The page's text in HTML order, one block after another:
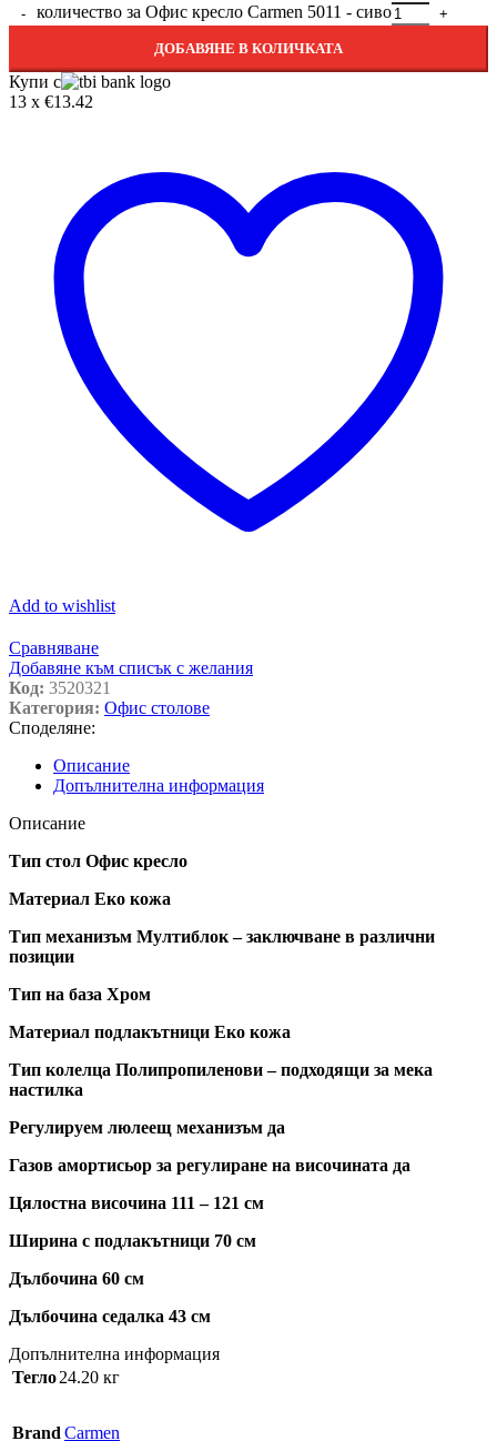
количество за Офис кресло Carmen 5011 - сиво
ДОБАВЯНЕ В КОЛИЧКАТА
Купи с
13 x €13.42
Add to wishlist
Сравняване
Добавяне към списък с желания
Код: 3520321
Категория: Офис столове
Споделяне:
Описание
Допълнителна информация
Описание
Тип стол Офис кресло
Материал Еко кожа
Тип механизъм Мултиблок – заключване в различни
позиции
Тип на база Хром
Материал подлакътници Еко кожа
Тип колелца Полипропиленови – подходящи за мека
настилка
Регулируем люлеещ механизъм да
Газов амортисьор за регулиране на височината да
Цялостна височина 111 – 121 см
Ширина с подлакътници 70 см
Дълбочина 60 см
Дълбочина седалка 43 см
Допълнителна информация
Тегло24.20 кг
Brand Carmen